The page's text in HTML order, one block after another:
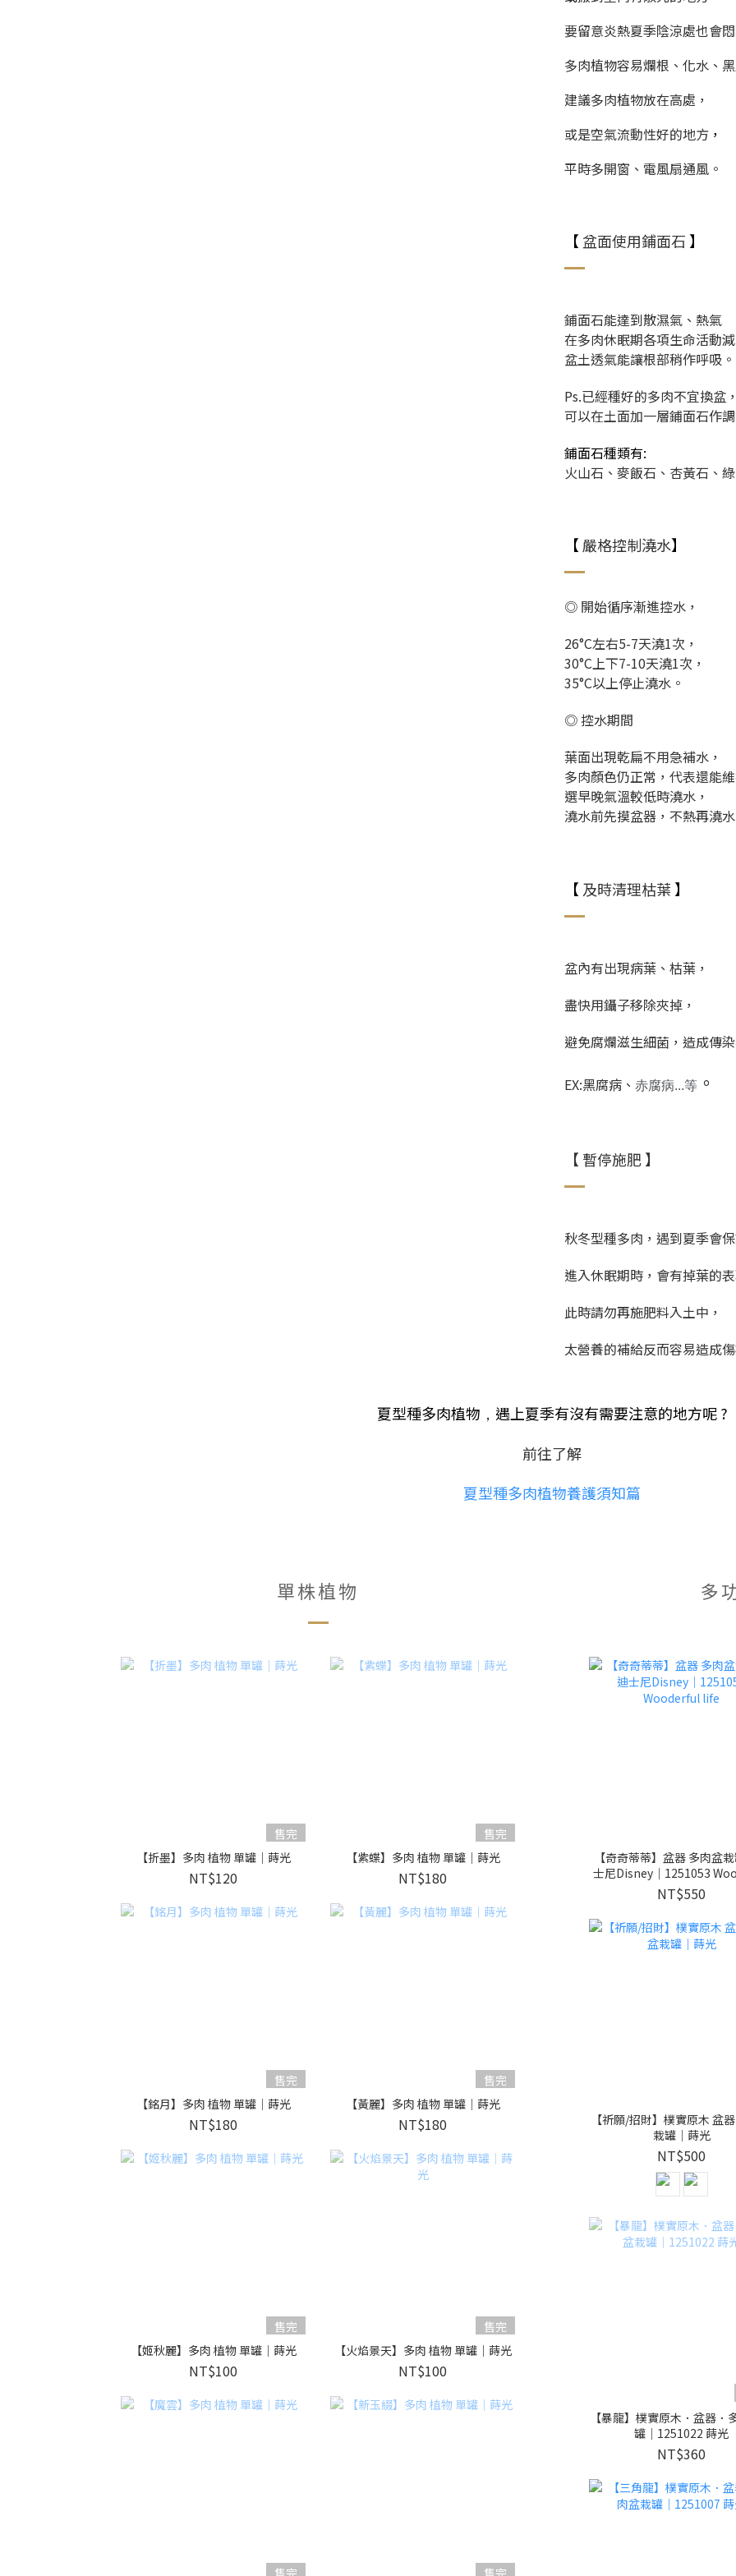
要留意炎熱夏季陰涼處也會悶
多肉植物容易爛根、化水、黑
建議多肉植物放在高處，
或是空氣流動性好的地方 ，
平時多開窗、電風扇通風。
【盆面使用鋪面石】
鋪面石能達到散濕氣、熱氣
在多肉休眠期各項生命活動減
盆土透氣能讓根部稍作呼吸。
Ps.已經種好的多肉不宜換盆，
可以在土面加一層鋪面石作調
鋪面石種類有:
火山石、麥飯石、杏黃石、
【嚴格控制澆水】
◎ 開始循序漸進控水，
26°C左右5-7天澆1次，
30°C上下7-10天澆1次，
35°C以上停止澆水。
◎ 控水期間
葉面出現乾扁不用急補水，
多肉顏色仍正常，代表還能
選早晚氣溫較低時澆水，
澆水前先摸盆器，不熱再澆水
【及時清理枯葉】
盆內有出現病葉、枯葉，
盡快用鑷子移除夾掉，
避免腐爛滋生細菌，造成傳
EX:黑腐病、 赤腐病...等 。
【 暫停施肥 】
秋冬型種多肉，遇到夏季會
進入休眠期時，會有掉葉的
此時請勿再施肥料入土中，
太營養的補給反而容易造成傷
夏型種多肉植物 ， 遇上夏季有沒有需要注意的地方呢 ?
前往了解
夏型種多肉植物養護須知篇
單株植物
售完
【折墨】多肉 植物 單罐｜蒔光
NT$120
售完
【紫蝶】多肉 植物 單罐｜蒔光
NT$180
售完
【銘月】多肉 植物 單罐｜蒔光
NT$180
售完
【黃麗】多肉 植物 單罐｜蒔光
NT$180
售完
【姬秋麗】多肉 植物 單罐｜蒔光
NT$100
售完
【火焰景天】多肉 植物 單罐｜蒔光
NT$100
售完 售完
多
【奇奇蒂蒂】盆器 多肉盆
士尼Disney｜1251053
life
NT$550
【祈願/招財】樸實原木 盆
栽罐｜蒔光
NT$500
【暴龍】樸實原木．盆器．
罐｜1251022 蒔光
NT$360